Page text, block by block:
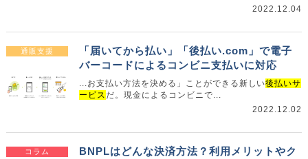
2022.12.04
通販支援
「届いてから払い」「後払い.com」で電子
バーコードによるコンビニ支払いに対応
...お支払い方法を決める」ことができる新しい後払いサ
ービス だ。現金によるコンビニで...
2022.12.02
コラム
BNPLはどんな決済方法？利用メリットやク